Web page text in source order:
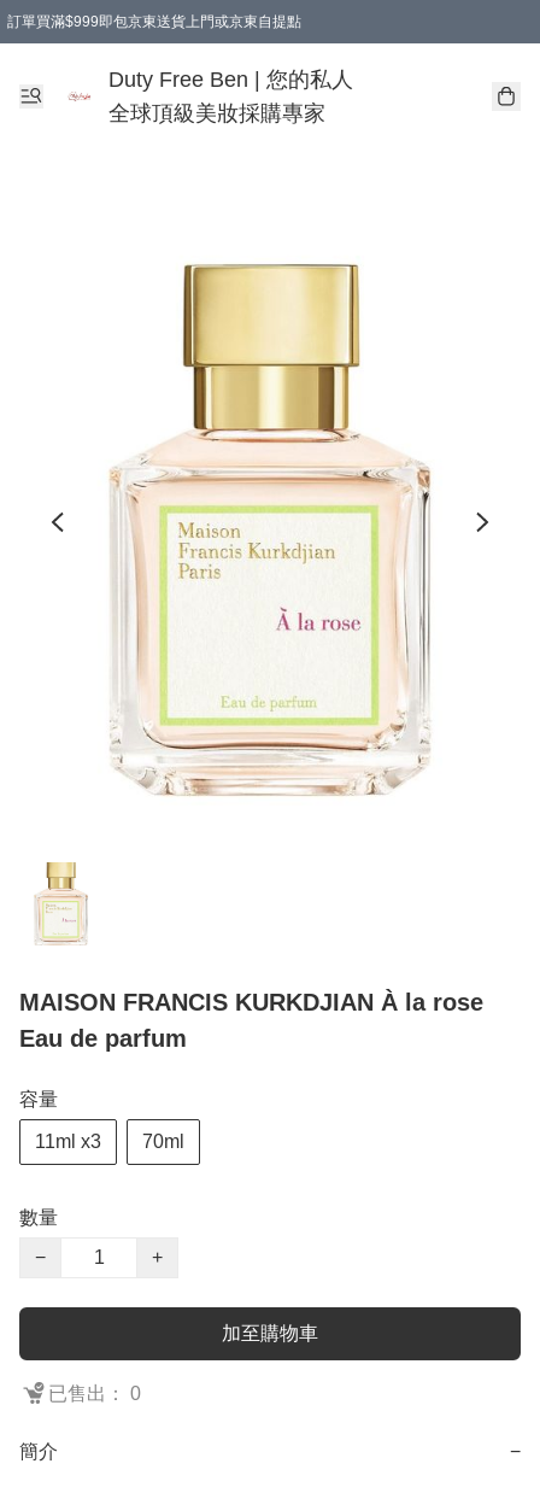
訂單買滿$999即包京東送貨上門或京東自提點
Duty Free Ben | 您的私人
全球頂級美妝採購專家
MAISON FRANCIS KURKDJIAN À la rose
Eau de parfum
容量
11ml x3 70ml
數量
−
+
加至購物車
已售出： 0
簡介 −